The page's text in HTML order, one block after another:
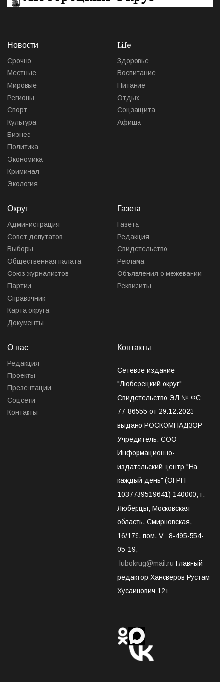
Новости
Срочно
Местные
Мировые
Регионы
Спорт
Культура
Бизнес
Политика
Экономика
Криминал
Экология
Life
Здоровье
Воспитание
Питание
Отдых
Соцзащита
Афиша
Округ
Администрация
Совет депутатов
Выборы
Общественная палата
Союз журналистов
Партии
Справочник
Карта округа
Документы
Газета
Газета
Редакция
Свидетельство
Реклама
Объявления о межевании
Реквизиты
О нас
Редакция
Проекты
Презентации
Соцсети
Контакты
Контакты
Сетевое издание
"Люберецкий округ"
Свидетельство ЭЛ № ФС
77-86555 от 29.12.2023
выдано РОСКОМНАДЗОР
Учредитель: ООО
Информационно-
издательский центр "На
каждый день" (ОГРН
1037739519641) 140000, г.
Люберцы, Московская
область, Смирновская,
16/179, пом. V 8-495-554-
05-19,
lubokrug@mail.ru Главный
редактор Хансверов Рустам
Хусаинович 12+